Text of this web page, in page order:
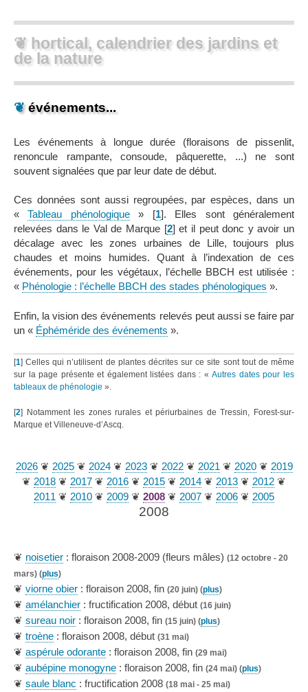
❦ hortical, calendrier des jardins et
de la nature
❦événements...
Les événements à longue durée (floraisons de pissenlit,
renoncule rampante, consoude, pâquerette, ...) ne sont
souvent signalées que par leur date de début.
Ces données sont aussi regroupées, par espèces, dans un
«Tableau phénologique» [1]. Elles sont généralement
relevées dans le Val de Marque [2] et il peut donc y avoir un
décalage avec les zones urbaines de Lille, toujours plus
chaudes et moins humides. Quant à l’indexation de ces
événements, pour les végétaux, l’échelle BBCH est utilisée :
« Phénologie : l’échelle BBCH des stades phénologiques ».
Enfin, la vision des événements relevés peut aussi se faire par
un « Éphéméride des événements ».
[1]Celles qui n’utilisent de plantes décrites sur ce site sont tout de même
sur la page présente et également listées dans : «Autres dates pour les
tableaux de phénologie ».
[2] Notamment les zones rurales et périurbaines de Tressin, Forest-sur-
Marque et Villeneuve-d’Ascq.
2026❦ 2025❦ 2024❦ 2023❦ 2022❦ 2021 ❦ 2020❦ 2019
❦ 2018 ❦ 2017 ❦ 2016 ❦ 2015 ❦ 2014 ❦ 2013 ❦ 2012 ❦
2011 ❦ 2010 ❦ 2009 ❦ 2008 ❦ 2007 ❦ 2006 ❦ 2005
2008
❦ noisetier : floraison 2008-2009 (fleurs mâles) (12 octobre - 20
mars) (plus)
❦ viorne obier : floraison 2008, fin (20 juin) (plus)
❦ amélanchier : fructification 2008, début (16 juin)
❦ sureau noir : floraison 2008, fin (15 juin) (plus)
❦ troène : floraison 2008, début (31 mai)
❦ aspérule odorante : floraison 2008, fin (29 mai)
❦ aubépine monogyne : floraison 2008, fin (24 mai) (plus)
❦ saule blanc : fructification 2008 (18 mai - 25 mai)